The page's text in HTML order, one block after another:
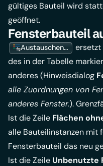
gültiges Bauteil wird
geöffnet.
Fensterbauteil
Austauschen…
ersetzt
des in der Tabelle
anderes (Hinweisdialog
alle Zuordnungen von
anderes Fenster.).
Ist die Zeile Flächen
alle Bauteilinstanzen mit
Fensterbauteil das neu
Ist die Zeile Unbenutzte